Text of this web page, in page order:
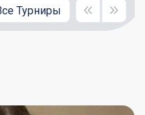
Турниры